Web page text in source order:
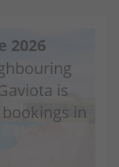
2026
is
in